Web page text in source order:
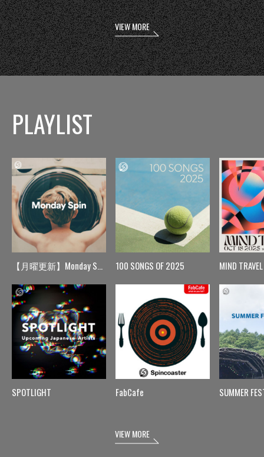
VIEW MORE
PLAYLIST
【月曜更新】Monday Spin
SPOTLIGHT
100 SONGS OF 2025
FabCafe
MIND TRAVEL
SUMMER
VIEW MORE